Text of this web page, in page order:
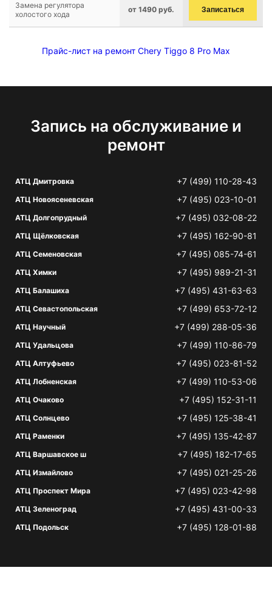
Замена регулятора
холостого хода
от 1490 руб. Записаться
Прайс-лист на ремонт Chery Tiggo 8 Pro Max
Запись на обслуживание и
ремонт
АТЦ Дмитровка +7 (499) 110-28-43
АТЦ Новоясеневская +7 (495) 023-10-01
АТЦ Долгопрудный +7 (495) 032-08-22
АТЦ Щёлковская +7 (495) 162-90-81
АТЦ Семеновская +7 (495) 085-74-61
АТЦ Химки +7 (495) 989-21-31
АТЦ Балашиха +7 (495) 431-63-63
АТЦ Севастопольская +7 (499) 653-72-12
АТЦ Научный +7 (499) 288-05-36
АТЦ Удальцова +7 (499) 110-86-79
АТЦ Алтуфьево +7 (495) 023-81-52
АТЦ Лобненская +7 (499) 110-53-06
АТЦ Очаково +7 (495) 152-31-11
АТЦ Солнцево +7 (495) 125-38-41
АТЦ Раменки +7 (495) 135-42-87
АТЦ Варшавское ш +7 (495) 182-17-65
АТЦ Измайлово +7 (495) 021-25-26
АТЦ Проспект Мира +7 (495) 023-42-98
АТЦ Зеленоград +7 (495) 431-00-33
АТЦ Подольск +7 (495) 128-01-88